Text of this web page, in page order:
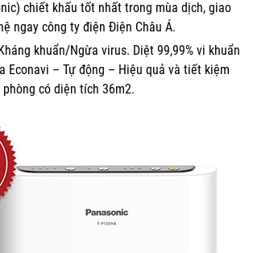
chiết khấu tốt nhất trong mùa dịch, giao
ngay công ty điện Điện Châu Á.
khuẩn/Ngừa virus. Diệt 99,99% vi khuẩn
Econavi – Tự động – Hiệu quả và tiết kiệm
có diện tích 36m2.